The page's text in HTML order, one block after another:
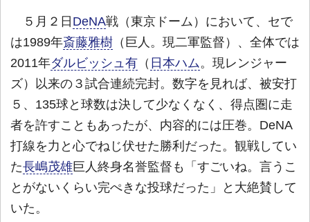
５月２日 DeNA戦（東京ドーム）において、セで
は1989年斎藤雅樹 （巨人。現二軍監督）、全体では
2011年ダルビッシュ有 （ 日本ハム 。現レンジャー
ズ）以来の３試合連続完封。数字を見れば、被安打
５、135球と球数は決して少なくなく、得点圏に走
者を許すこともあったが、内容的には圧巻。DeNA
打線を力と心でねじ伏せた勝利だった。観戦してい
た長嶋茂雄巨人終身名誉監督も「すごいね。言うこ
とがないくらい完ぺきな投球だった」と大絶賛して
いた。